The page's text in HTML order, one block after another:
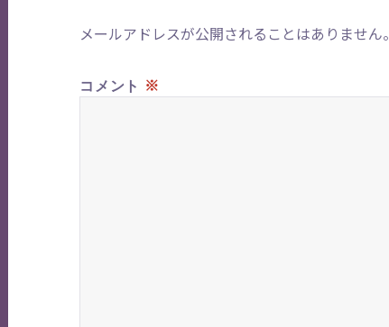
メールアドレスが公開されることはありません。
コメント ※